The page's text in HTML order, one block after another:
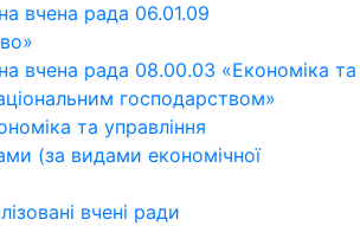
вчена рада 06.01.09
вчена рада 08.00.03 «Економіка та
господарством»
та управління
(за видами економічної
вчені ради